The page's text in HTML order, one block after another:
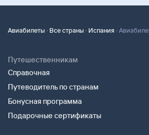
Авиабилеты · Все страны · Испания ·
Путешественникам
Справочная
Путеводитель по странам
Бонусная программа
Подарочные сертификаты